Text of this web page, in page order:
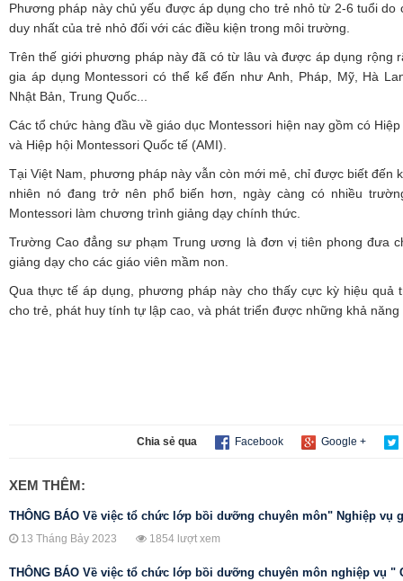
Phương pháp này chủ yếu được áp dụng cho trẻ nhỏ từ 2-6 tuổi do
duy nhất của trẻ nhỏ đối với các điều kiện trong môi trường.
Trên thế giới phương pháp này đã có từ lâu và được áp dụng rộng
gia áp dụng Montessori có thể kể đến như Anh, Pháp, Mỹ, Hà
Nhật Bản, Trung Quốc...
Các tổ chức hàng đầu về giáo dục Montessori hiện nay gồm có
và Hiệp hội Montessori Quốc tế (AMI).
Tại Việt Nam, phương pháp này vẫn còn mới mẻ, chỉ được biết đến
nhiên nó đang trở nên phổ biến hơn, ngày càng có nhiều
Montessori làm chương trình giảng dạy chính thức.
Trường Cao đẳng sư phạm Trung ương là đơn vị tiên phong đưa
giảng dạy cho các giáo viên mầm non.
Qua thực tế áp dụng, phương pháp này cho thấy cực kỳ hiệu quả
cho trẻ, phát huy tính tự lập cao, và phát triển được những khả
Chia sẻ qua Facebook Google +
XEM THÊM:
THÔNG BÁO Về việc tổ chức lớp bồi dưỡng chuyên môn" Nghiệp vụ
13 Tháng Bảy 2023 1854 lượt xem
THÔNG BÁO Về việc tổ chức lớp bồi dưỡng chuyên môn nghiệp vụ "